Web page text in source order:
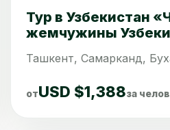
Тур в Узбекистан
жемчужины
Ташкент, Самарканд,
отUSD $1,388за